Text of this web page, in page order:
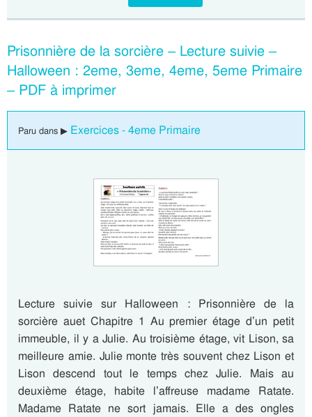
Prisonnière de la sorcière – Lecture suivie –
Halloween : 2eme, 3eme, 4eme, 5eme Primaire
– PDF à imprimer
Paru dans ▶ Exercices - 4eme Primaire
Lecture suivie sur Halloween : Prisonnière de la
sorcière auet Chapitre 1 Au premier étage d’un petit
immeuble, il y a Julie. Au troisième étage, vit Lison, sa
meilleure amie. Julie monte très souvent chez Lison et
Lison descend tout le temps chez Julie. Mais au
deuxième étage, habite l’affreuse madame Ratate.
Madame Ratate ne sort jamais. Elle a des ongles